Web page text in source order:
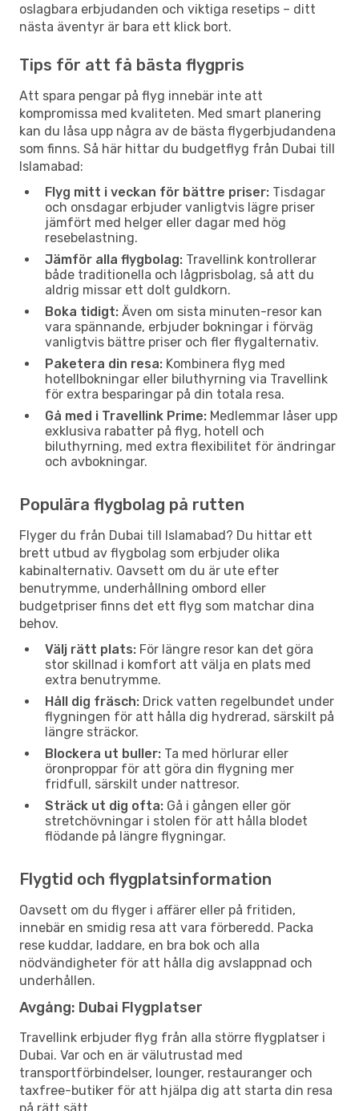
oslagbara erbjudanden och viktiga resetips – ditt
nästa äventyr är bara ett klick bort.
Tips för att få bästa flygpris
Att spara pengar på flyg innebär inte att
kompromissa med kvaliteten. Med smart planering
kan du låsa upp några av de bästa flygerbjudandena
som finns. Så här hittar du budgetflyg från Dubai till
Islamabad:
Flyg mitt i veckan för bättre priser: Tisdagar
och onsdagar erbjuder vanligtvis lägre priser
jämfört med helger eller dagar med hög
resebelastning.
Jämför alla flygbolag: Travellink kontrollerar
både traditionella och lågprisbolag, så att du
aldrig missar ett dolt guldkorn.
Boka tidigt: Även om sista minuten-resor kan
vara spännande, erbjuder bokningar i förväg
vanligtvis bättre priser och fler flygalternativ.
Paketera din resa: Kombinera flyg med
hotellbokningar eller biluthyrning via Travellink
för extra besparingar på din totala resa.
Gå med i Travellink Prime: Medlemmar låser upp
exklusiva rabatter på flyg, hotell och
biluthyrning, med extra flexibilitet för ändringar
och avbokningar.
Populära flygbolag på rutten
Flyger du från Dubai till Islamabad? Du hittar ett
brett utbud av flygbolag som erbjuder olika
kabinalternativ. Oavsett om du är ute efter
benutrymme, underhållning ombord eller
budgetpriser finns det ett flyg som matchar dina
behov.
Välj rätt plats: För längre resor kan det göra
stor skillnad i komfort att välja en plats med
extra benutrymme.
Håll dig fräsch: Drick vatten regelbundet under
flygningen för att hålla dig hydrerad, särskilt på
längre sträckor.
Blockera ut buller: Ta med hörlurar eller
öronproppar för att göra din flygning mer
fridfull, särskilt under nattresor.
Sträck ut dig ofta: Gå i gången eller gör
stretchövningar i stolen för att hålla blodet
flödande på längre flygningar.
Flygtid och flygplatsinformation
Oavsett om du flyger i affärer eller på fritiden,
innebär en smidig resa att vara förberedd. Packa
rese kuddar, laddare, en bra bok och alla
nödvändigheter för att hålla dig avslappnad och
underhållen.
Avgång: Dubai Flygplatser
Travellink erbjuder flyg från alla större flygplatser i
Dubai. Var och en är välutrustad med
transportförbindelser, lounger, restauranger och
taxfree-butiker för att hjälpa dig att starta din resa